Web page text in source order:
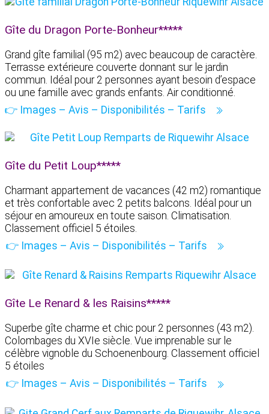
Gîte du Dragon Porte-Bonheur*****
Grand gîte familial (95 m2) avec beaucoup de caractère.
Terrasse extérieure couverte donnant sur le jardin
commun. Idéal pour 2 personnes ayant besoin d’espace
ou une famille avec grands enfants. Air conditionné.
👉 Images – Avis – Disponibilités – Tarifs
Gîte du Petit Loup*****
Charmant appartement de vacances (42 m2) romantique
et très confortable avec 2 petits balcons. Idéal pour un
séjour en amoureux en toute saison. Climatisation.
Classement officiel 5 étoiles.
👉 Images – Avis – Disponibilités – Tarifs
Gîte Le Renard & les Raisins*****
Superbe gîte charme et chic pour 2 personnes (43 m2).
Colombages du XVIe siècle. Vue imprenable sur le
célèbre vignoble du Schoenenbourg. Classement officiel
5 étoiles
👉 Images – Avis – Disponibilités – Tarifs